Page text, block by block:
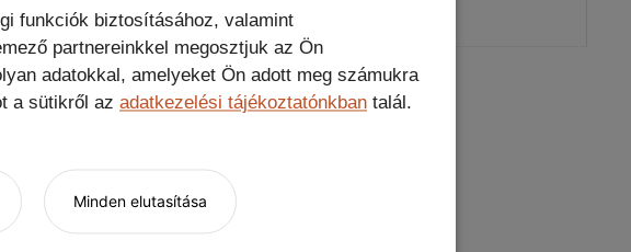
funkciók biztosításához, valamint
partnereinkkel megosztjuk az Ön
adatokkal, amelyeket Ön adott meg számukra
a sütikről az adatkezelési tájékoztatónkban talál.
Minden elutasítása